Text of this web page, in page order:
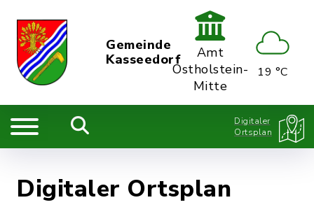
Gemeinde
Kasseedorf
Amt
Ostholstein-
Mitte
19 °C
Digitaler
Ortsplan
Digitaler Ortsplan